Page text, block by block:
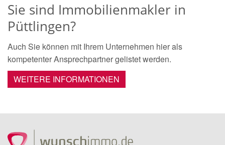
Sie sind Immobilienmakler in
Püttlingen?
Auch Sie können mit Ihrem Unternehmen hier als
kompetenter Ansprechpartner gelistet werden.
WEITERE INFORMATIONEN